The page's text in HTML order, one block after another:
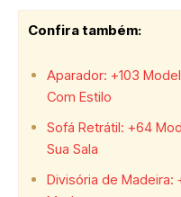
Confira também:
Aparador: +103
Com Estilo
Sofá Retrátil: +64
Sua Sala
Divisória de Madeira: